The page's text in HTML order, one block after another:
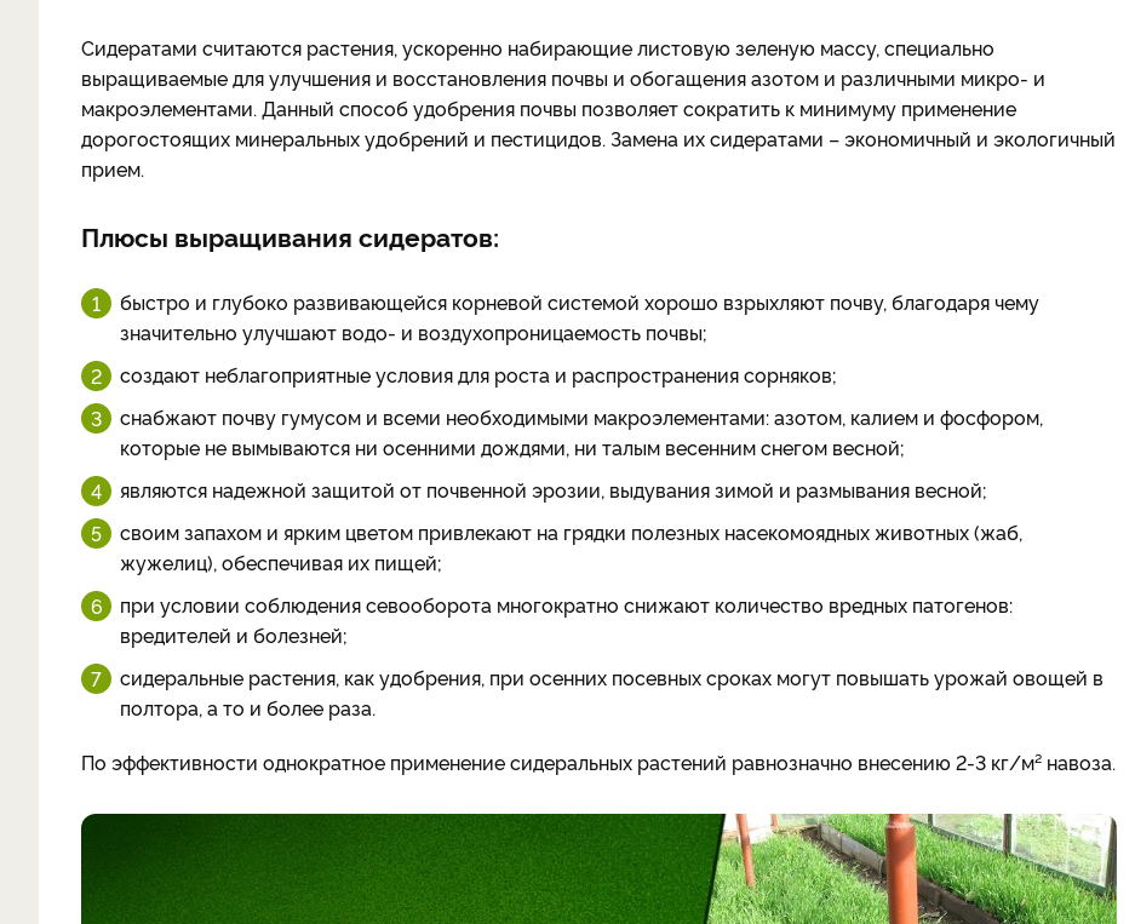
Сидератами считаются растения, ускоренно набирающие листовую зеленую массу, специально
выращиваемые для улучшения и восстановления почвы и обогащения азотом и различными микро- и
макроэлементами. Данный способ удобрения почвы позволяет сократить к минимуму применение
дорогостоящих минеральных удобрений и пестицидов. Замена их сидератами – экономичный и экологичный
прием.
Плюсы выращивания сидератов:
быстро и глубоко развивающейся корневой системой хорошо взрыхляют почву, благодаря чему
значительно улучшают водо- и воздухопроницаемость почвы;
создают неблагоприятные условия для роста и распространения сорняков;
снабжают почву гумусом и всеми необходимыми макроэлементами: азотом, калием и фосфором,
которые не вымываются ни осенними дождями, ни талым весенним снегом весной;
являются надежной защитой от почвенной эрозии, выдувания зимой и размывания весной;
своим запахом и ярким цветом привлекают на грядки полезных насекомоядных животных (жаб,
жужелиц), обеспечивая их пищей;
при условии соблюдения севооборота многократно снижают количество вредных патогенов:
вредителей и болезней;
сидеральные растения, как удобрения, при осенних посевных сроках могут повышать урожай овощей в
полтора, а то и более раза.
По эффективности однократное применение сидеральных растений равнозначно внесению 2-3 кг/м² навоза.